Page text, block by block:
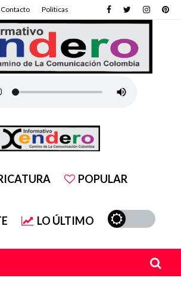
Contacto Políticas
POPULAR
LO ÚLTIMO